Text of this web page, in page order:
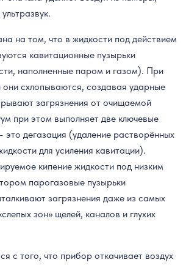
на том, что в жидкости под действием
кавитационные пузырьки
наполненные паром и газом). При
схлопываются, создавая ударные
загрязнения от очищаемой
при этом выполняет две ключевые
дегазация (удаление растворённых
для усиления кавитации).
кипение жидкости под низким
парогазовые пузырьки
загрязнения даже из самых
зон» щелей, каналов и глухих
с того, что прибор откачивает воздух